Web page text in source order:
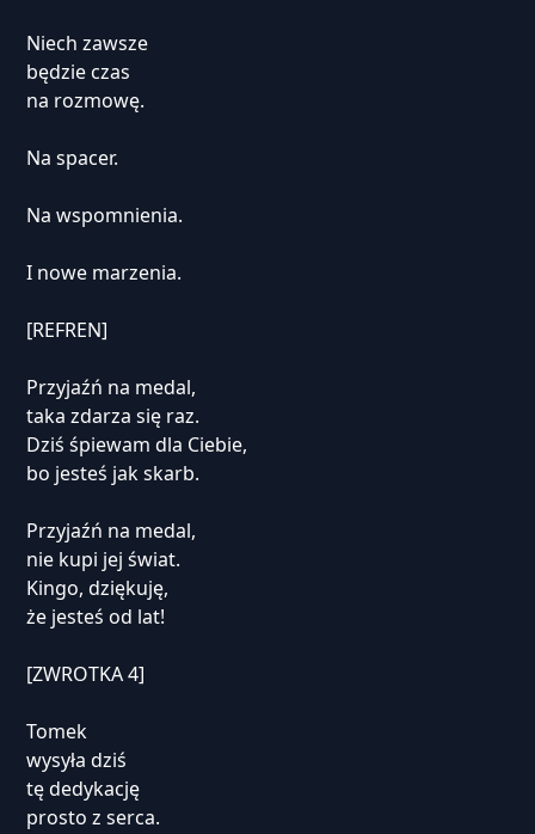
Niech zawsze
będzie czas
na rozmowę.
Na spacer.
Na wspomnienia.
I nowe marzenia.
[REFREN]
Przyjaźń na medal,
taka zdarza się raz.
Dziś śpiewam dla Ciebie,
bo jesteś jak skarb.
Przyjaźń na medal,
nie kupi jej świat.
Kingo, dziękuję,
że jesteś od lat!
[ZWROTKA 4]
Tomek
wysyła dziś
tę dedykację
prosto z serca.